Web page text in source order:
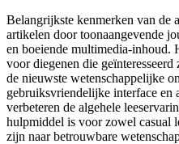
Belangrijkste kenmerken van de
artikelen door toonaangevende
en boeiende multimedia-inhoud.
voor diegenen die
de nieuwste wetenschappelijke
gebruiksvriendelijke interface en
verbeteren de algehele
hulpmiddel is voor zowel casual
zijn naar betrouwbare